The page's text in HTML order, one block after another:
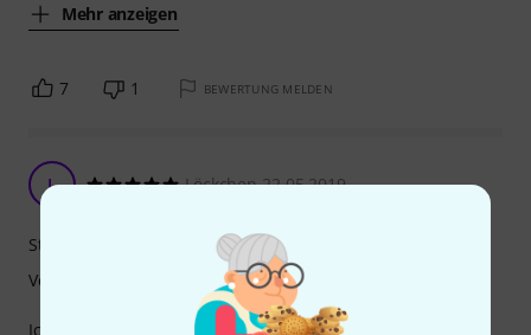
Mehr anzeigen
7 1 BEWERTUNG MELDEN
L Löckchen 22.05.2019
Ich bin mit der Klavierbank sehr zufrieden, sie ist stabil,
Stabilität
Verarbeitung